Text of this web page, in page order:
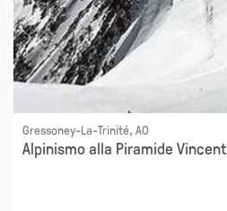
Gressoney-La-Trinité, AO
Alpinismo alla Piramide Vincent